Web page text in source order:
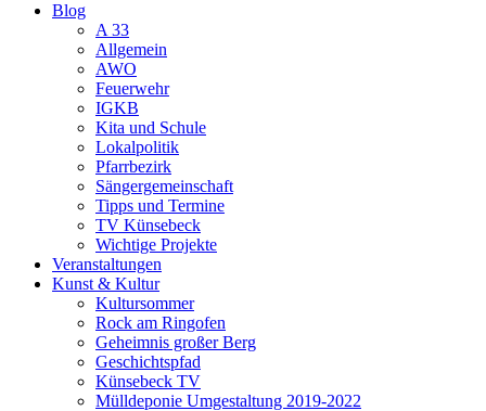
Blog
A 33
Allgemein
AWO
Feuerwehr
IGKB
Kita und Schule
Lokalpolitik
Pfarrbezirk
Sängergemeinschaft
Tipps und Termine
TV Künsebeck
Wichtige Projekte
Veranstaltungen
Kunst & Kultur
Kultursommer
Rock am Ringofen
Geheimnis großer Berg
Geschichtspfad
Künsebeck TV
Mülldeponie Umgestaltung 2019-2022